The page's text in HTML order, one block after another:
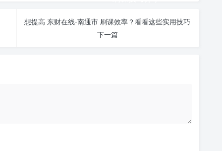
想提高 东财在线-南通市 刷课效率？看看这些实用技巧
下一篇